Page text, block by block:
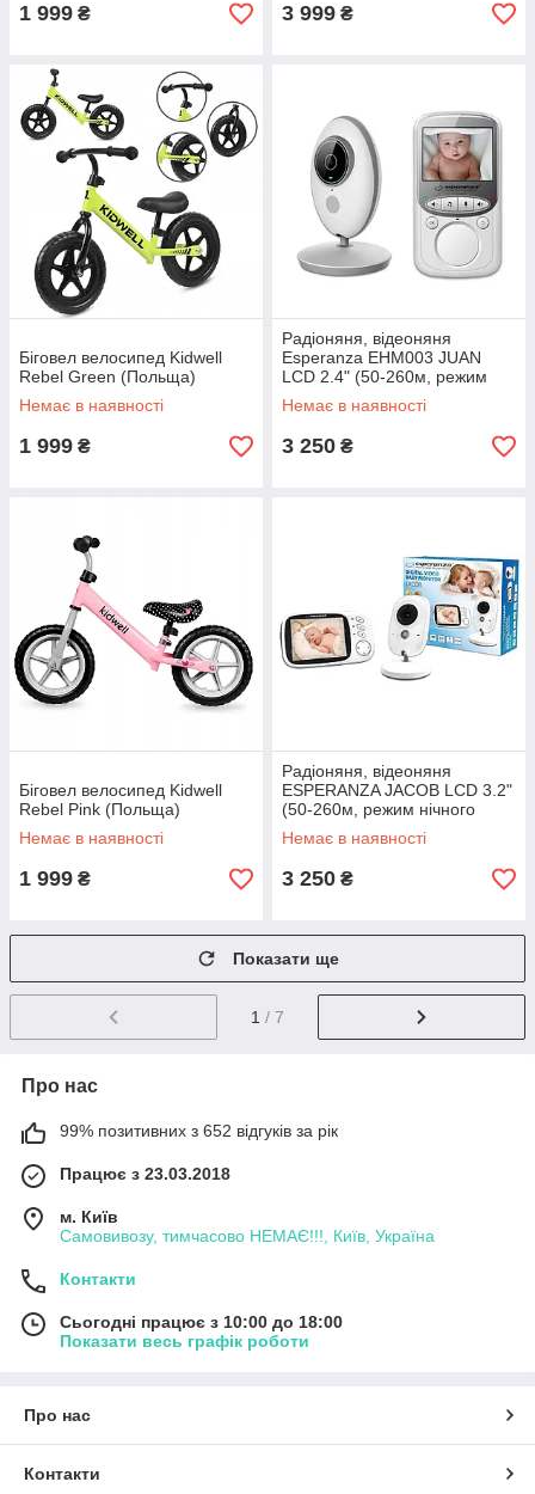
1 999 ₴ 3 999 ₴
Біговел велосипед Kidwell
Rebel Green (Польща)
Немає в наявності
1 999 ₴
Радіоняня, відеоняня
Esperanza EHM003 JUAN
LCD 2.4" (50-260м, режим
нічного бачення)
Немає в наявності
3 250 ₴
Біговел велосипед Kidwell
Rebel Pink (Польща)
Немає в наявності
1 999 ₴
Радіоняня, відеоняня
ESPERANZA JACOB LCD 3.2"
(50-260м, режим нічного
бачення)
Немає в наявності
3 250 ₴
Показати ще
1 / 7
Про нас
99% позитивних з 652 відгуків за рік
Працює з 23.03.2018
м. Київ
Самовивозу, тимчасово НЕМАЄ!!!, Київ, Україна
Контакти
Сьогодні працює з 10:00 до 18:00
Показати весь графік роботи
Про нас
Контакти